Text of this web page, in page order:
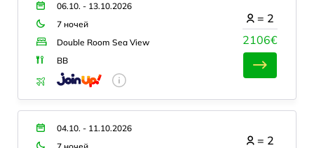
06.10. - 13.10.2026
7 ночей
Double Room Sea View
BB
2106€
= 2
04.10. - 11.10.2026
= 2